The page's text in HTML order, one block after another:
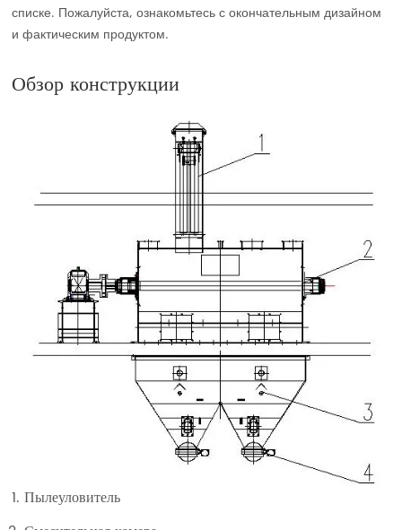
списке. Пожалуйста, ознакомьтесь с окончательным дизайном
и фактическим продуктом.
Обзор конструкции
Пылеуловитель